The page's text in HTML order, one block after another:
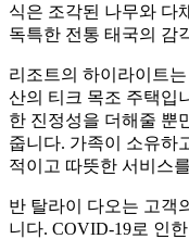
식은 조각된 나무와 다
독특한 전통 태국의 감
리조트의 하이라이트
산의 티크 목조 주택입
한 진정성을 더해줄 뿐
줍니다. 가족이 소유하
적이고 따뜻한 서비스
반 탈라이 다오는 고객
니다. COVID-19로 인